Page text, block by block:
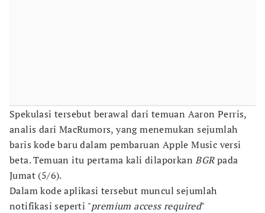
Spekulasi tersebut berawal dari temuan Aaron Perris,
analis dari MacRumors, yang menemukan sejumlah
baris kode baru dalam pembaruan Apple Music versi
beta. Temuan itu pertama kali dilaporkanBGRpada
Jumat (5/6).
Dalam kode aplikasi tersebut muncul sejumlah
notifikasi seperti "premium access required"